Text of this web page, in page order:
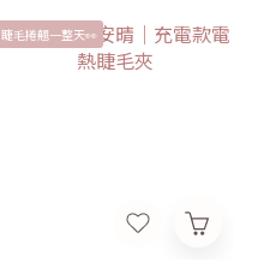
睫毛捲翹一整天👀